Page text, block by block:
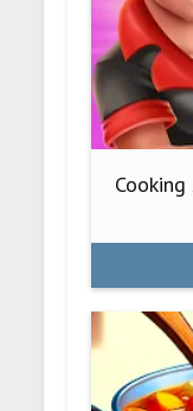
Cooking